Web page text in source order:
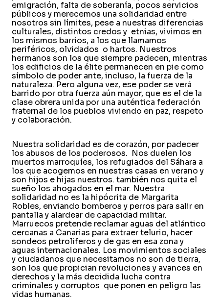
emigración, falta de soberanía, pocos servicios
públicos y merecemos una solidaridad entre
nosotros sin límites, pese a nuestras diferencias
culturales, distintos credos y etnias, vivimos en
los mismos barrios, a los que llamamos
periféricos, olvidados o hartos. Nuestros
hermanos son los que siempre padecen, mientras
los edificios de la élite permanecen en pie como
símbolo de poder ante, incluso, la fuerza de la
naturaleza. Pero alguna vez, ese poder se verá
barrido por otra fuerza aún mayor, que es el de la
clase obrera unida por una auténtica federación
fraternal de los pueblos viviendo en paz, respeto
y colaboración.
Nuestra solidaridad es de corazón, por padecer
los abusos de los poderosos. Nos duelen los
muertos marroquíes, los refugiados del Sáhara a
los que acogemos en nuestras casas en verano y
son hijos e hijas nuestros. también nos quita el
sueño los ahogados en el mar. Nuestra
solidaridad no es la hipócrita de Margarita
Robles, enviando bomberos y perros para salir en
pantalla y alardear de capacidad militar.
Marruecos pretende reclamar aguas del atlántico
cercanas a Canarias para extraer telurio, hacer
sondeos petrolíferos y de gas en esa zona y
aguas internacionales. Los movimientos sociales
y ciudadanos que necesitamos no son de tierra,
son los que propician revoluciones y avances en
derechos y la más decidida lucha contra
criminales y corruptos que ponen en peligro las
vidas humanas.